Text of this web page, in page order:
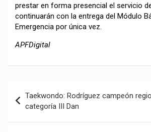
prestar en forma presencial el servicio
continuarán con la entrega del Módulo
Emergencia por única vez.
APFDigital
de
entradas
Taekwondo: Rodríguez campeón
categoría III Dan